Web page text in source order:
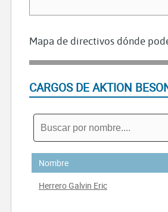
Mapa de directivos dónde
CARGOS DE AKTION
Nombre
Herrero Galvin Eric